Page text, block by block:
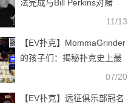
法完成与Bill Perkins对赌
11/13
【EV扑克】MommaGrinder
的孩子们：揭秘扑克史上最
07/20
【EV扑克】远征俱乐部冠名